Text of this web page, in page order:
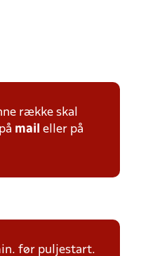
række skal
mail eller på
før puljestart.